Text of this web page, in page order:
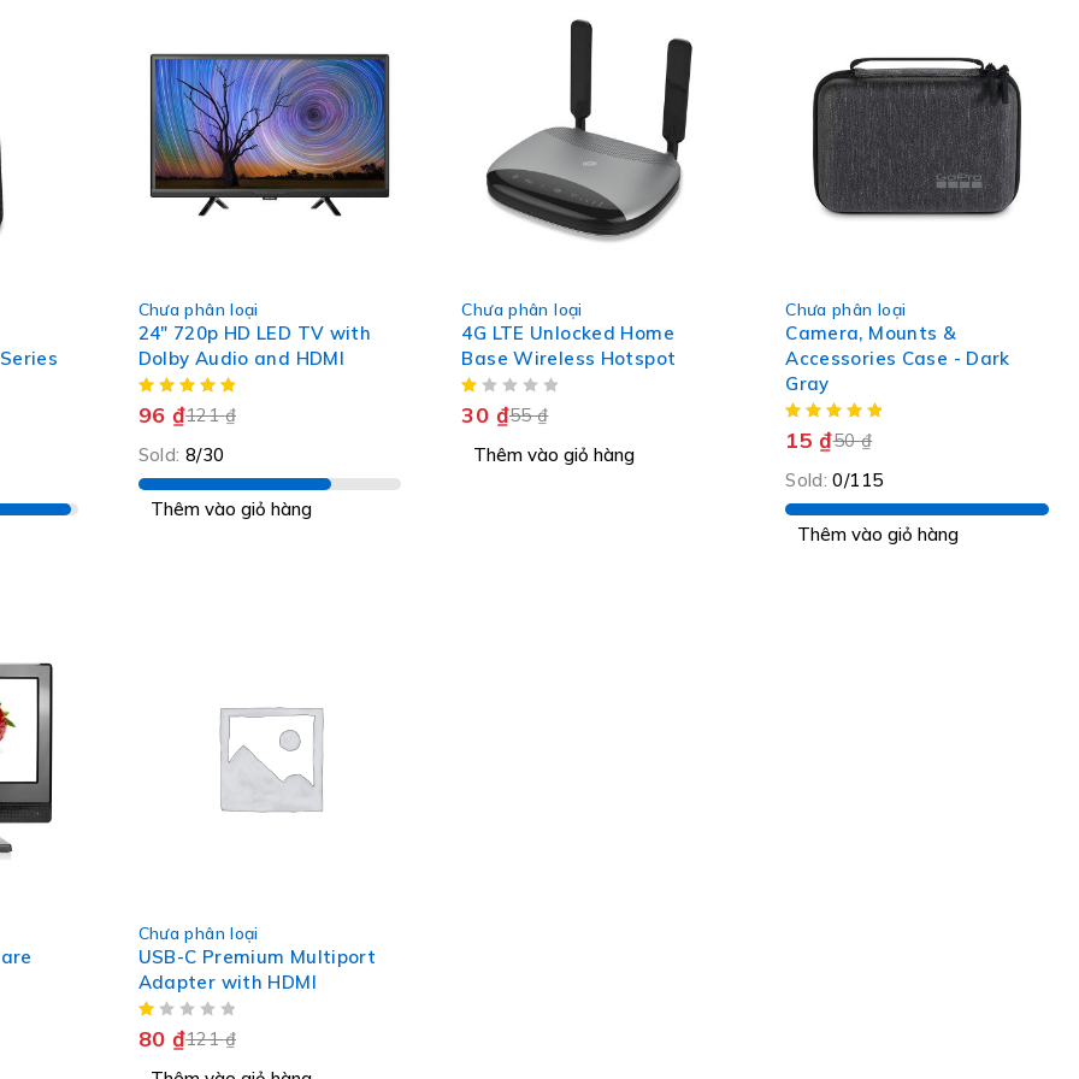
Chưa phân loại
24" 720p HD LED TV with
Dolby Audio and HDMI
121₫
96 ₫
Sold: 8/30
Thêm vào giỏ hàng
HOT
Chưa phân loại
4G LTE Unlocked Home
Base Wireless Hotspot
55₫
30 ₫
Thêm vào giỏ hàng
Chưa phân loại
Camera, Mounts &
Accessories Case - Dark
Gray
50₫
15 ₫
Sold: 0/115
Thêm vào giỏ hàng
Chưa phân loại
USB-C Premium Multiport
Adapter with HDMI
121₫
80 ₫